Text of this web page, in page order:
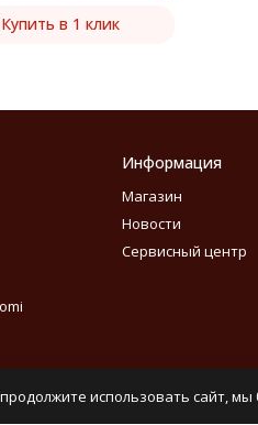
Купить в 1 клик
Информация
Магазин
Новости
Сервисный центр
использовать сайт, мы